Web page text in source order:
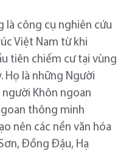
là công cụ nghiên cứu
Việt Nam từ khi
tiên chiếm cư tại vùng
Họ là những Người
Khôn ngoan
thông minh
nên các nền văn hóa
Đồng Đậu, Hạ